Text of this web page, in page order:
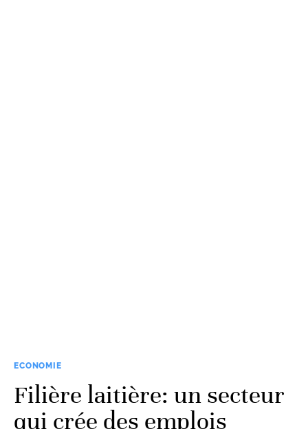
ECONOMIE
Filière laitière: un secteur
qui crée des emplois